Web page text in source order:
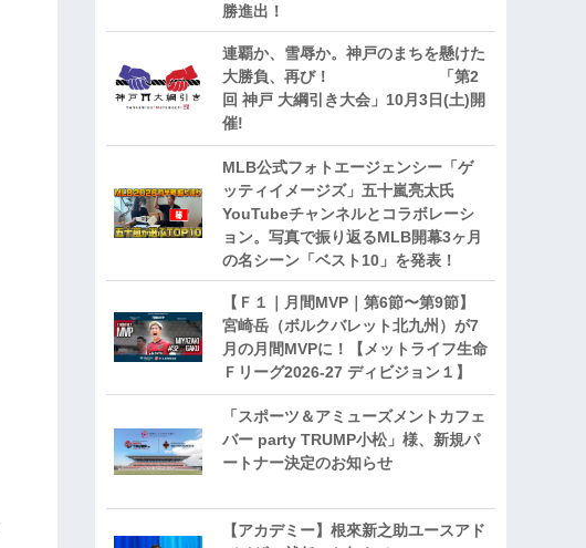
勝進出！
連覇か、雪辱か。神戸のまちを懸けた
大勝負、再び！ 「第2
回 神戸 大綱引き大会」10月3日(土)開
催!
MLB公式フォトエージェンシー「ゲ
ッティイメージズ」五十嵐亮太氏
YouTubeチャンネルとコラボレーシ
ョン。写真で振り返るMLB開幕3ヶ月
の名シーン「ベスト10」を発表！
【Ｆ１｜月間MVP｜第6節〜第9節】
宮崎岳（ボルクバレット北九州）が7
月の月間MVPに！【メットライフ生命
Ｆリーグ2026-27 ディビジョン１】
「スポーツ＆アミューズメントカフェ
バー party TRUMP小松」様、新規パ
ートナー決定のお知らせ
【アカデミー】根來新之助ユースアド